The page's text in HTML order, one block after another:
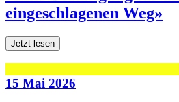
eingeschlagenen Weg»
Jetzt lesen
15 Mai 2026